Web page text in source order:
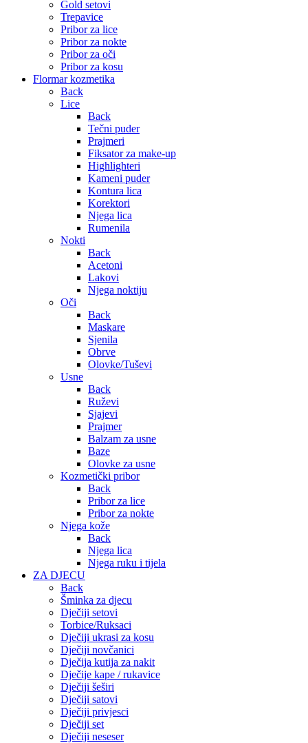
Gold setovi
Trepavice
Pribor za lice
Pribor za nokte
Pribor za oči
Pribor za kosu
Flormar kozmetika
Back
Lice
Back
Tečni puder
Prajmeri
Fiksator za make-up
Highlighteri
Kameni puder
Kontura lica
Korektori
Njega lica
Rumenila
Nokti
Back
Acetoni
Lakovi
Njega noktiju
Oči
Back
Maskare
Sjenila
Obrve
Olovke/Tuševi
Usne
Back
Ruževi
Sjajevi
Prajmer
Balzam za usne
Baze
Olovke za usne
Kozmetički pribor
Back
Pribor za lice
Pribor za nokte
Njega kože
Back
Njega lica
Njega ruku i tijela
ZA DJECU
Back
Šminka za djecu
Dječiji setovi
Torbice/Ruksaci
Dječiji ukrasi za kosu
Dječiji novčanici
Dječija kutija za nakit
Dječije kape / rukavice
Dječiji šeširi
Dječiji satovi
Dječiji privjesci
Dječiji set
Dječiji neseser